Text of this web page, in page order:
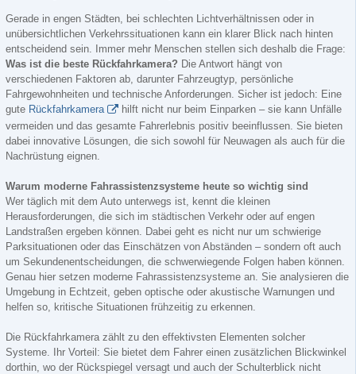
Gerade in engen Städten, bei schlechten Lichtverhältnissen oder in
unübersichtlichen Verkehrssituationen kann ein klarer Blick nach hinten
entscheidend sein. Immer mehr Menschen stellen sich deshalb die Frage:
Was ist die beste Rückfahrkamera? Die Antwort hängt von
verschiedenen Faktoren ab, darunter Fahrzeugtyp, persönliche
Fahrgewohnheiten und technische Anforderungen. Sicher ist jedoch: Eine
gute Rückfahrkamera
hilft nicht nur beim Einparken – sie kann Unfälle
vermeiden und das gesamte Fahrerlebnis positiv beeinflussen. Sie bieten
dabei innovative Lösungen, die sich sowohl für Neuwagen als auch für die
Nachrüstung eignen.
Warum moderne Fahrassistenzsysteme heute so wichtig sind
Wer täglich mit dem Auto unterwegs ist, kennt die kleinen
Herausforderungen, die sich im städtischen Verkehr oder auf engen
Landstraßen ergeben können. Dabei geht es nicht nur um schwierige
Parksituationen oder das Einschätzen von Abständen – sondern oft auch
um Sekundenentscheidungen, die schwerwiegende Folgen haben können.
Genau hier setzen moderne Fahrassistenzsysteme an. Sie analysieren die
Umgebung in Echtzeit, geben optische oder akustische Warnungen und
helfen so, kritische Situationen frühzeitig zu erkennen.
Die Rückfahrkamera zählt zu den effektivsten Elementen solcher
Systeme. Ihr Vorteil: Sie bietet dem Fahrer einen zusätzlichen Blickwinkel
dorthin, wo der Rückspiegel versagt und auch der Schulterblick nicht